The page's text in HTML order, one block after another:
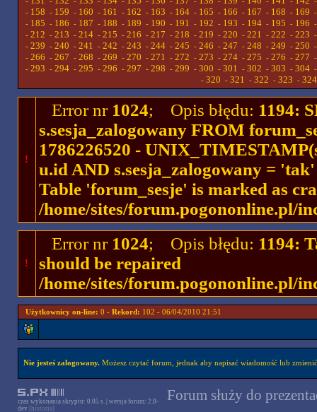
- 158 - 159 - 160 - 161 - 162 - 163 - 164- 165 - 166 - 167 - 168 - 169
- 185 - 186 - 187 - 188 - 189 - 190 - 191 - 192 - 193 - 194- 195 - 196
- 212 - 213 - 214- 215 - 216 - 217 - 218 - 219 - 220 - 221 - 222 - 223
- 239 - 240 - 241 - 242 - 243 - 244- 245 - 246 - 247 - 248 - 249 - 250
- 266 - 267 - 268 - 269 - 270 - 271 - 272 - 273 - 274- 275 - 276 - 277
- 293 - 294- 295 - 296 - 297 - 298 - 299 - 300 - 301 - 302 - 303 - 304
- 320 - 321 - 322 - 323 - 324
!
Error nr 1024; Opis błędu: 1194:
s.sesja_zalogowany FROM
1786226520 -
u.id AND s.sesja_zalogowany =
Table 'forum_sesje' is marked as
/home/sites/forum.pogononline.pl/
!
Error nr 1024; Opis błędu: 1194:
should be repaired
/home/sites/forum.pogononline.pl/
Użytkownicy on-line: 0 - Rekord: 102 - 06/04/2010 21:51
Nie jesteś zalogowany.Możesz czytać forum, jednak aby napisać wiadomość lub
czas wykonania skryptu: 0.05 s. | wersja forum: 2.0-
dev [historia]
Forum służy do